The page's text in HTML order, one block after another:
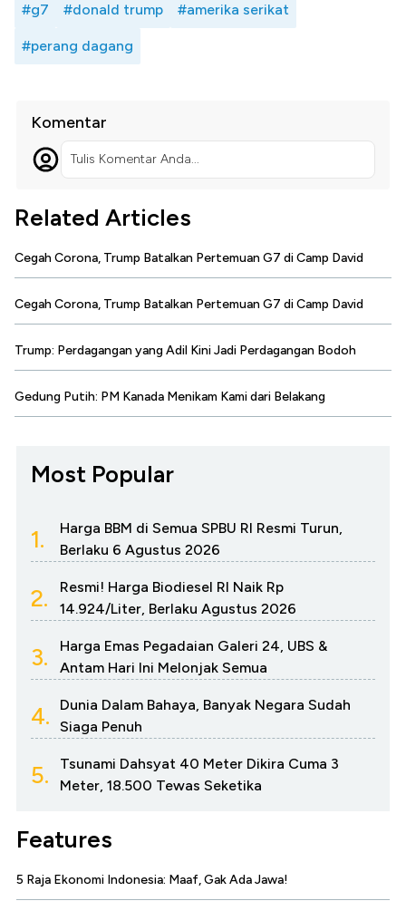
#g7 #donald trump #amerika serikat
#perang dagang
Komentar
Tulis Komentar Anda...
Related Articles
Cegah Corona, Trump Batalkan Pertemuan G7 di Camp David
Cegah Corona, Trump Batalkan Pertemuan G7 di Camp David
Trump: Perdagangan yang Adil Kini Jadi Perdagangan Bodoh
Gedung Putih: PM Kanada Menikam Kami dari Belakang
Most Popular
1.
Harga BBM di Semua SPBU RI Resmi Turun,
Berlaku 6 Agustus 2026
2.
Resmi! Harga Biodiesel RI Naik Rp
14.924/Liter, Berlaku Agustus 2026
3.
Harga Emas Pegadaian Galeri 24, UBS &
Antam Hari Ini Melonjak Semua
4.
Dunia Dalam Bahaya, Banyak Negara Sudah
Siaga Penuh
5.
Tsunami Dahsyat 40 Meter Dikira Cuma 3
Meter, 18.500 Tewas Seketika
Features
5 Raja Ekonomi Indonesia: Maaf, Gak Ada Jawa!